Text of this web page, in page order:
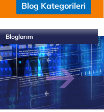
Blog Kategorileri
Bloglarım